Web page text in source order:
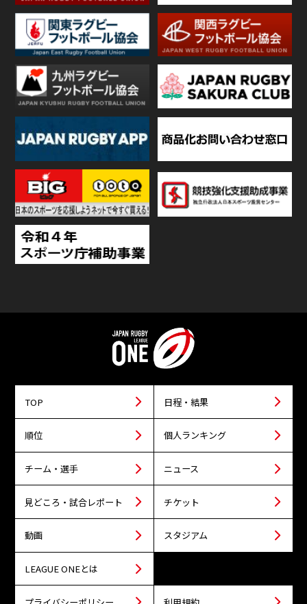
TOP 日程・結果
順位 個人ランキング
チーム・選手 ニュース
見どころ・試合レポート チケット
動画 スタジアム
LEAGUE ONEとは